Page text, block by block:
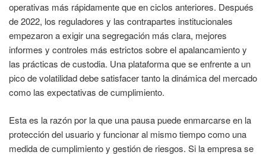
operativas más rápidamente que en ciclos anteriores. Después
de 2022, los reguladores y las contrapartes institucionales
empezaron a exigir una segregación más clara, mejores
informes y controles más estrictos sobre el apalancamiento y
las prácticas de custodia. Una plataforma que se enfrente a un
pico de volatilidad debe satisfacer tanto la dinámica del mercado
como las expectativas de cumplimiento.
Esta es la razón por la que una pausa puede enmarcarse en la
protección del usuario y funcionar al mismo tiempo como una
medida de cumplimiento y gestión de riesgos. Si la empresa se